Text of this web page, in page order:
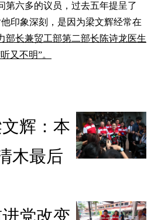
第六多的议员，过去五年提呈了
印象深刻，是因为梁文辉经常在
部长兼贸工部第二部长陈诗龙医生
又不明”。
文辉：本
木最后
进党改变